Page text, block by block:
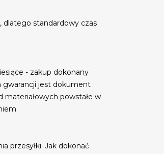
dlatego standardowy czas
- zakup dokonany
gwarancji jest dokument
materiałowych powstałe w
przesyłki. Jak dokonać